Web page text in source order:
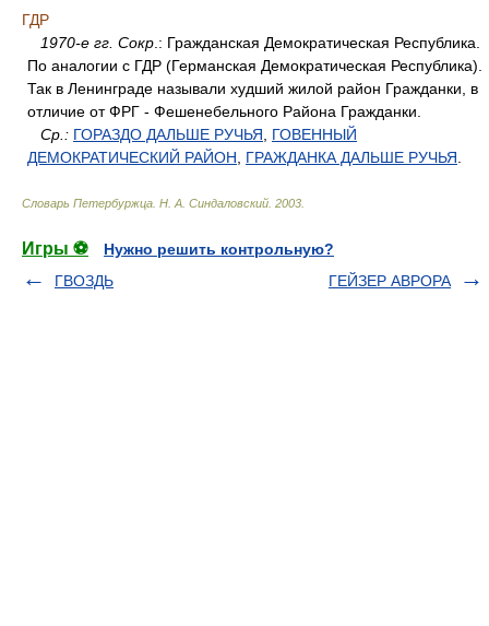
ГДР
1970-е гг. Сокр .: Гражданская Демократическая Республика.
По аналогии с ГДР (Германская Демократическая Республика).
Так в Ленинграде называли худший жилой район Гражданки, в
отличие от ФРГ - Фешенебельного Района Гражданки.
Ср.: ГОРАЗДО ДАЛЬШЕ РУЧЬЯ
ГОВЕННЫЙ
ДЕМОКРАТИЧЕСКИЙ РАЙОН
ГРАЖДАНКА ДАЛЬШЕ РУЧЬЯ
Словарь Петербуржца Н. А. Синдаловский 2003
Игры ⚽
Нужно решить контрольную?
ГВОЗДЬ
ГЕЙЗЕР АВРОРА